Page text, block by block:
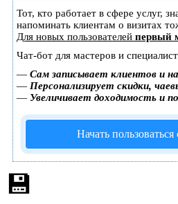
Тот, кто работает в сфере услуг,
напоминать клиентам о визитах
Для новых пользователей первый
Чат-бот для мастеров и
— Сам записывает клиентов и
— Персонализирует скидки,
— Увеличивает доходимость и
Начать
💾